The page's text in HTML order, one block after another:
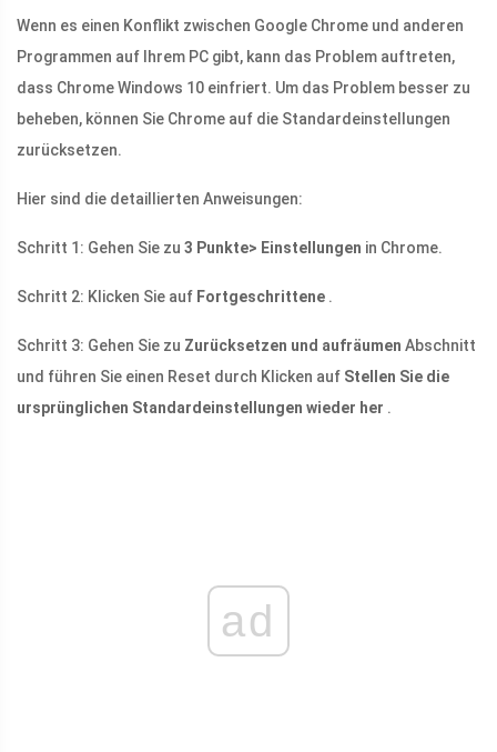
Wenn es einen Konflikt zwischen Google Chrome und anderen
Programmen auf Ihrem PC gibt, kann das Problem auftreten,
dass Chrome Windows 10 einfriert. Um das Problem besser zu
beheben, können Sie Chrome auf die Standardeinstellungen
zurücksetzen.
Hier sind die detaillierten Anweisungen:
Schritt 1: Gehen Sie zu 3 Punkte> Einstellungen in Chrome.
Schritt 2: Klicken Sie auf Fortgeschrittene .
Schritt 3: Gehen Sie zu Zurücksetzen und aufräumen Abschnitt
und führen Sie einen Reset durch Klicken auf Stellen Sie die
ursprünglichen Standardeinstellungen wieder her .
ad